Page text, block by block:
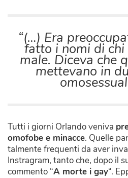
“(…) Era
fatto i nomi di chi
male. Diceva che
mettevano in
Tutti i giorni Orlando veniva
omofobe e minacce. Quelle
talmente frequenti da aver
Instragram, tanto che, dopo il
commento “A morte i gay“.